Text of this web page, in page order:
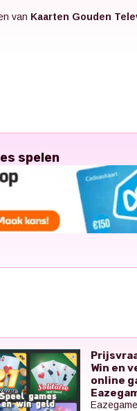
van Kaarten Gouden
spelen
Win en
online